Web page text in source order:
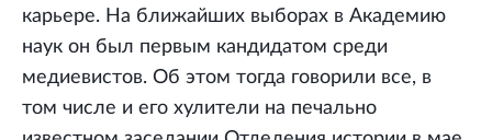
карьере. На ближайших выборах в Академию
наук он был первым кандидатом среди
медиевистов. Об этом тогда говорили все, в
том числе и его хулители на печально